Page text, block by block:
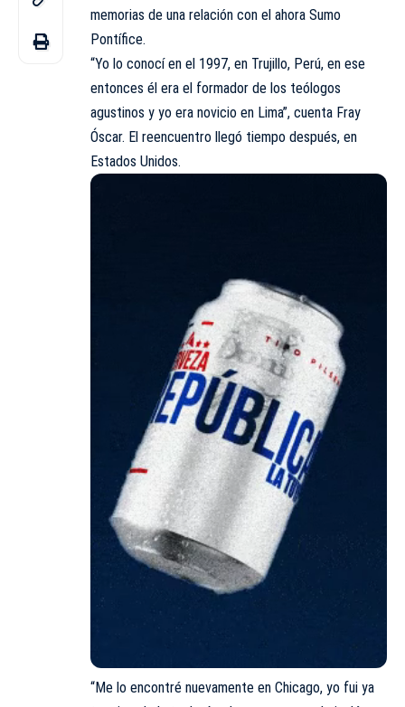
memorias de una relación con el ahora Sumo
Pontífice.
“Yo lo conocí en el 1997, en Trujillo, Perú, en ese
entonces él era el formador de los teólogos
agustinos y yo era novicio en Lima”, cuenta Fray
Óscar. El reencuentro llegó tiempo después, en
Estados Unidos.
“Me lo encontré nuevamente en Chicago, yo fui ya